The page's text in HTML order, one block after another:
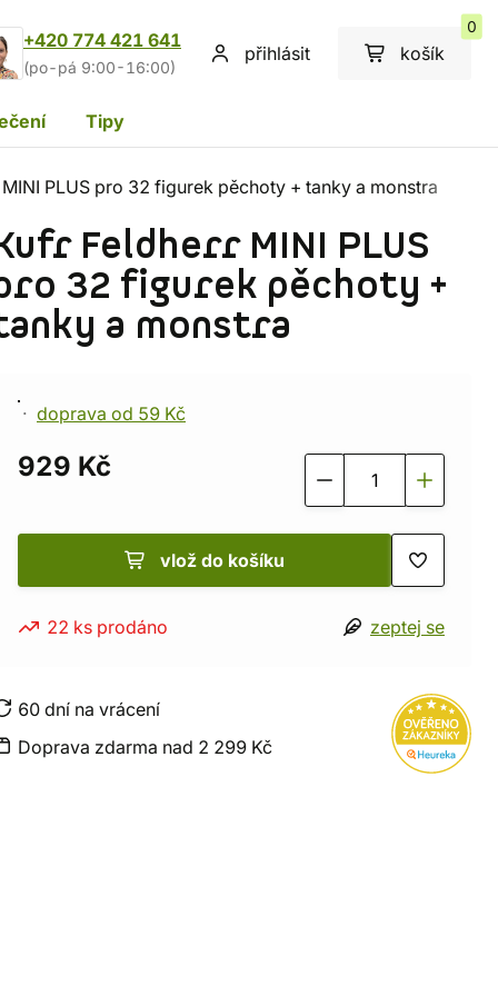
+420 774 421 641
(po-pá 9:00-16:00)
přihlásit košík
0
Tipy
PLUS pro 32 figurek pěchoty + tanky a monstra
Feldherr MINI PLUS
32 figurek pěchoty +
a monstra
doprava od 59 Kč
929 Kč
vlož do košíku
22 ks prodáno zeptej se
60 dní na vrácení
Doprava zdarma nad 2 299 Kč